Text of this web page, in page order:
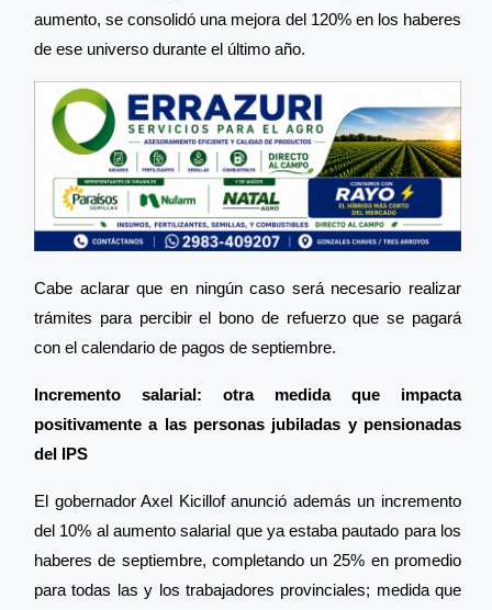
aumento, se consolidó una mejora del 120% en los haberes
de ese universo durante el último año.
Cabe aclarar que en ningún caso será necesario realizar
trámites para percibir el bono de refuerzo que se pagará
con el calendario de pagos de septiembre.
Incremento salarial: otra medida que impacta
positivamente a las personas jubiladas y pensionadas
del IPS
El gobernador Axel Kicillof anunció además un incremento
del 10% al aumento salarial que ya estaba pautado para los
haberes de septiembre, completando un 25% en promedio
para todas las y los trabajadores provinciales; medida que